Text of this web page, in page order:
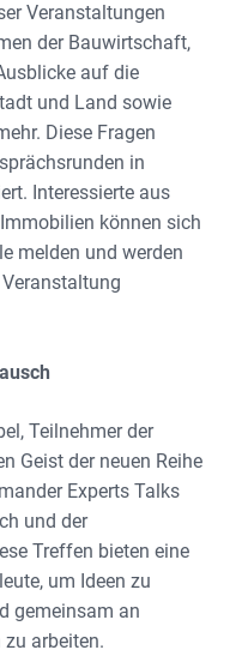
Veranstaltungen
der Bauwirtschaft,
auf die
und Land sowie
Diese Fragen
in
Interessierte aus
können sich
melden und werden
Teilnehmer der
Geist der neuen Reihe
Experts Talks
und der
Treffen bieten eine
um Ideen zu
gemeinsam an
arbeiten.